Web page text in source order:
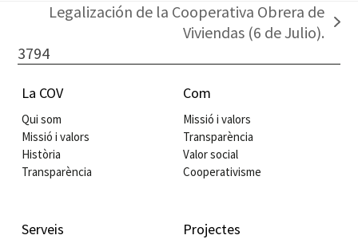
post:
Legalización de la Cooperativa Obrera de
Viviendas (6 de Julio).
3794
La COV
Qui som
Missió i valors
Història
Transparència
Com
Missió i valors
Transparència
Valor social
Cooperativisme
Serveis Projectes